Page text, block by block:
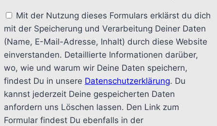
Mit der Nutzung dieses Formulars erklärst du dich
mit der Speicherung und Verarbeitung Deiner Daten
(Name, E-Mail-Adresse, Inhalt) durch diese Website
einverstanden. Detaillierte Informationen darüber,
wo, wie und warum wir Deine Daten speichern,
findest Du in unsere Datenschutzerklärung. Du
kannst jederzeit Deine gespeicherten Daten
anfordern uns Löschen lassen. Den Link zum
Formular findest Du ebenfalls in der